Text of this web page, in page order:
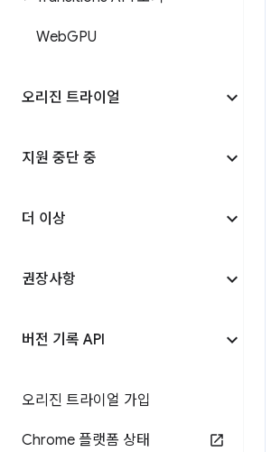
WebGPU
오리진 트라이얼
지원 중단 중
더 이상
권장사항
버전 기록 API
오리진 트라이얼 가입
Chrome 플랫폼 상태